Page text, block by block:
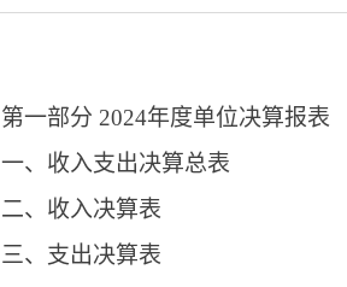
第一部分 2024年度单位决算报表
一、收入支出决算总表
二、收入决算表
三、支出决算表